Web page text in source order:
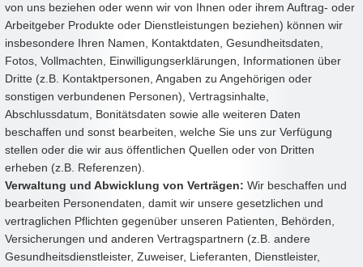
von uns beziehen oder wenn wir von Ihnen oder ihrem Auftrag- oder
Arbeitgeber Produkte oder Dienstleistungen beziehen) können wir
insbesondere Ihren Namen, Kontaktdaten, Gesundheitsdaten,
Fotos, Vollmachten, Einwilligungserklärungen, Informationen über
Dritte (z.B. Kontaktpersonen, Angaben zu Angehörigen oder
sonstigen verbundenen Personen), Vertragsinhalte,
Abschlussdatum, Bonitätsdaten sowie alle weiteren Daten
beschaffen und sonst bearbeiten, welche Sie uns zur Verfügung
stellen oder die wir aus öffentlichen Quellen oder von Dritten
erheben (z.B. Referenzen).
Verwaltung und Abwicklung von Verträgen: Wir beschaffen und
bearbeiten Personendaten, damit wir unsere gesetzlichen und
vertraglichen Pflichten gegenüber unseren Patienten, Behörden,
Versicherungen und anderen Vertragspartnern (z.B. andere
Gesundheitsdienstleister, Zuweiser, Lieferanten, Dienstleister,